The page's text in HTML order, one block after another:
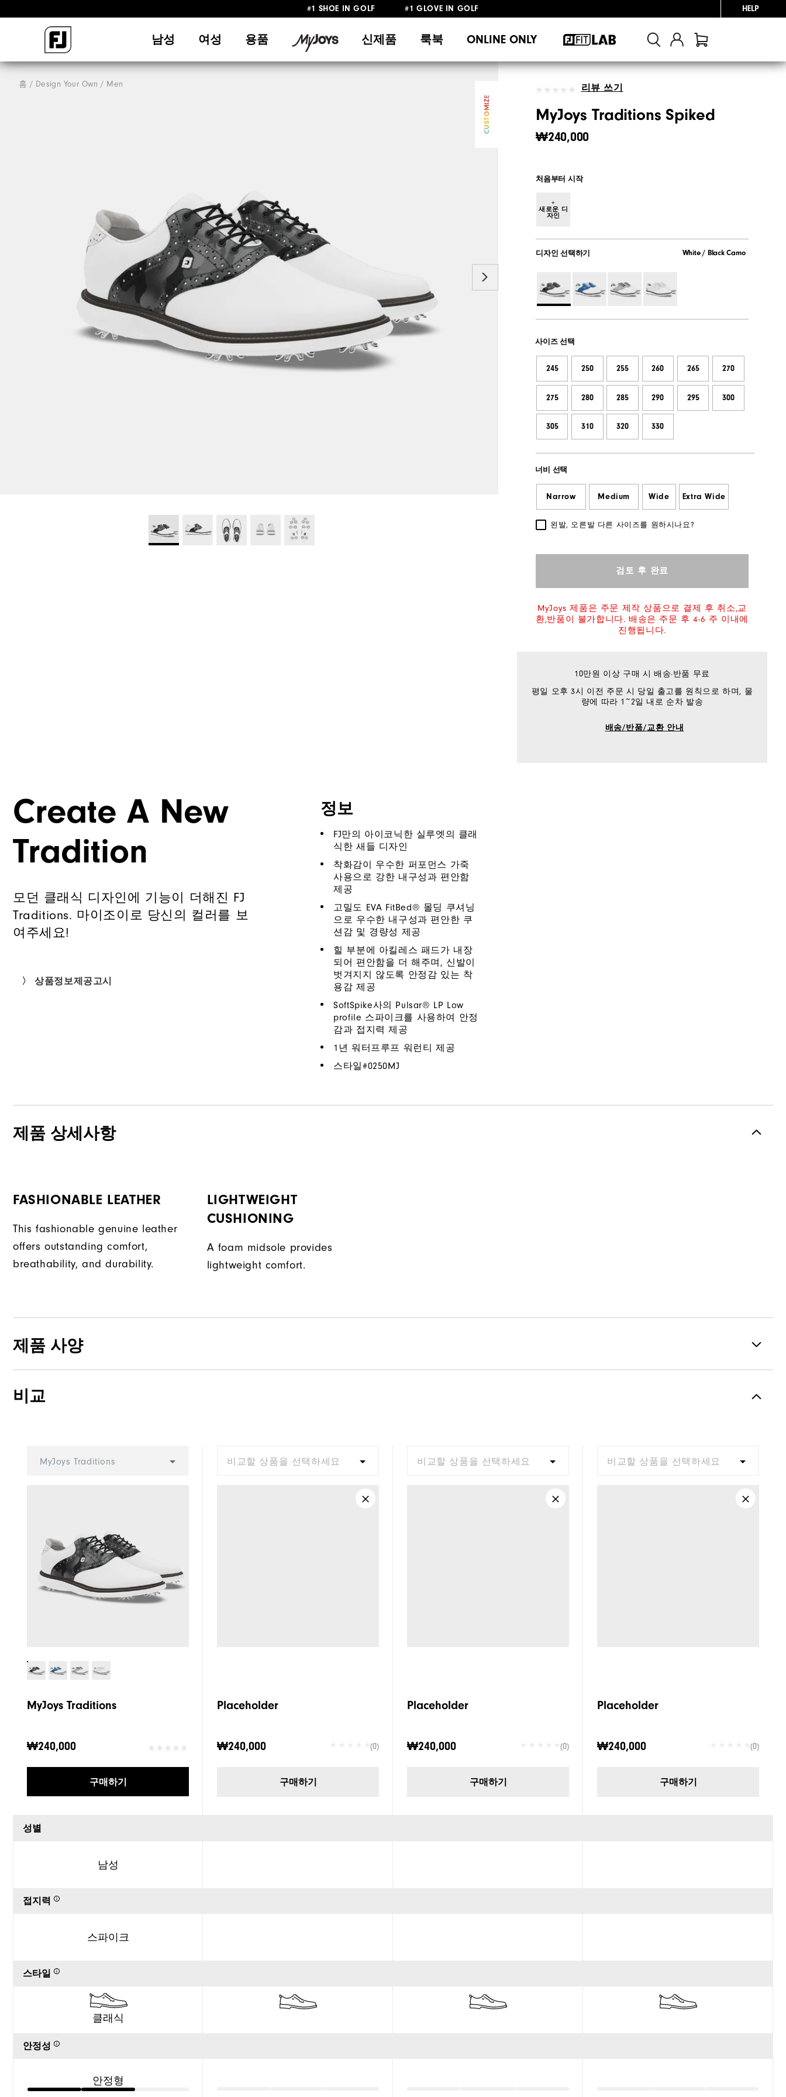
#1 SHOE IN GOLF #1 GLOVE IN GOLF HELP
남성 여성 용품 신제품 룩북 ONLINE ONLY
홈 Design Your Own Men
CUSTOMIZE
리뷰 쓰기
MyJoys Traditions Spiked
₩240,000
처음부터 시작
+
새로운 디
자인
디자인 선택하기 White / Black Camo
사이즈 선택
245 250 255 260 265 270
275 280 285 290 295 300
305 310 320 330
너비 선택
Narrow Medium Wide Extra Wide
왼발, 오른발 다른 사이즈를 원하시나요?
검토 후 완료
MyJoys 제품은 주문 제작 상품으로 결제 후 취소,교
환,반품이 불가합니다. 배송은 주문 후 4-6 주 이내에
진행됩니다.
10만원 이상 구매 시 배송·반품 무료
평일 오후 3시 이전 주문 시 당일 출고를 원칙으로 하며, 물
량에 따라 1~2일 내로 순차 발송
배송/반품/교환 안내
Create A New
Tradition
모던 클래식 디자인에 기능이 더해진 FJ
Traditions. 마이조이로 당신의 컬러를 보
여주세요!
〉 상품정보제공고시
정보
FJ만의 아이코닉한 실루엣의 클래
식한 새들 디자인
착화감이 우수한 퍼포먼스 가죽
사용으로 강한 내구성과 편안함
제공
고밀도 EVA FitBed® 몰딩 쿠셔닝
으로 우수한 내구성과 편안한 쿠
션감 및 경량성 제공
힐 부분에 아킬레스 패드가 내장
되어 편안함을 더 해주며, 신발이
벗겨지지 않도록 안정감 있는 착
용감 제공
SoftSpike사의 Pulsar® LP Low
profile 스파이크를 사용하여 안정
감과 접지력 제공
1년 워터프루프 워런티 제공
스타일#0250MJ
제품 상세사항
FASHIONABLE LEATHER
This fashionable genuine leather
offers outstanding comfort,
breathability, and durability.
LIGHTWEIGHT
CUSHIONING
A foam midsole provides
lightweight comfort.
제품 사양
Traction Spiked
비교
MyJoys Traditions
MyJoys Traditions
₩240,000
구매하기
성별
남성
접지력
스파이크
스타일
클래식
안정성
안정형
비교할 상품을 선택하세요
Placeholder
₩240,000 (0)
구매하기
비교할 상품을 선택하세요
Placeholder
₩240,000 (0)
구매하기
비교할 상품을 선택하세요
Placeholder
₩240,000 (0)
구매하기